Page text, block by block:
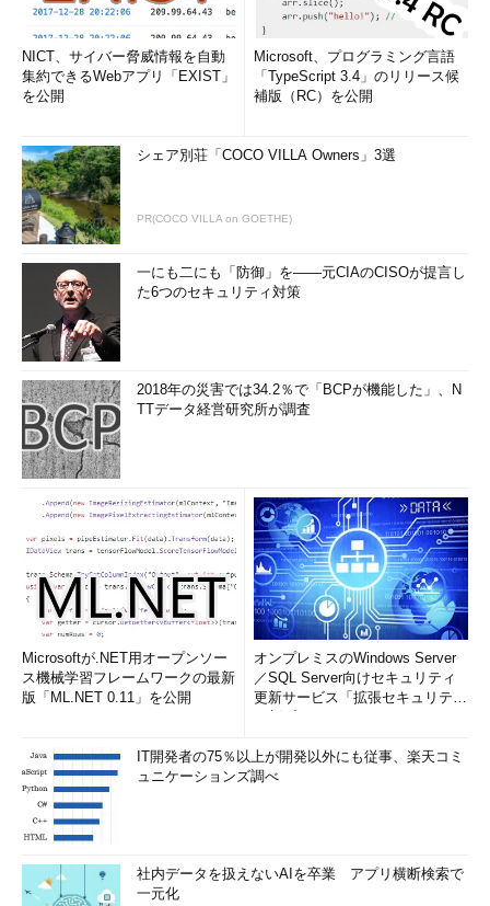
の特定性を低減したデータ」をどのように使っていくのか、どの
ように規定していくのか、ということが焦点になっています。今
後、企業は「個人情報」だけでなく、「パーソナルデータ」を扱
う機会が格段に増え、プライバシーを保護するという観点から
NICT、サイバー脅威情報を自動
集約できるWebアプリ「EXIST」
を公開
Microsoft、プログラミング言語
「TypeScript 3.4」のリリース候
補版（RC）を公開
シェア別荘「COCO VILLA Owners」3選
PR(COCO VILLA on GOETHE)
一にも二にも「防御」を――元CIAのCISOが提言し
た6つのセキュリティ対策
2018年の災害では34.2％で「BCPが機能した」、N
TTデータ経営研究所が調査
Microsoftが.NET用オープンソー
ス機械学習フレームワークの最新
版「ML.NET 0.11」を公開
オンプレミスのWindows Server
／SQL Server向けセキュリティ
更新サービス「拡張セキュリティ
IT開発者の75％以上が開発以外にも従事、楽天コミ
ュニケーションズ調べ
社内データを扱えないAIを卒業 アプリ横断検索で
一元化